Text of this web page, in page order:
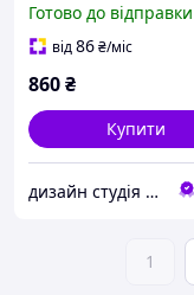
металопластик)
Готово до відправки
від86₴/міс
860₴
Купити
дизайн студія VlaDDecor
1